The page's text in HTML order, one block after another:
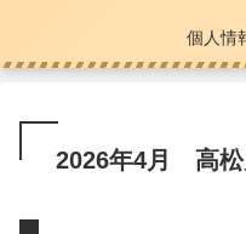
個人情
2026年4月 高松